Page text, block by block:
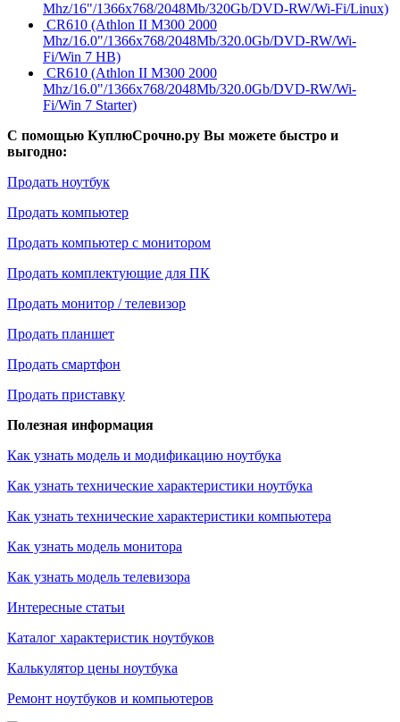
Mhz/16"/1366x768/2048Mb/320Gb/DVD-RW/Wi-Fi/Linux)
CR610 (Athlon II M300 2000
Mhz/16.0"/1366x768/2048Mb/320.0Gb/DVD-RW/Wi-
Fi/Win 7 HB)
CR610 (Athlon II M300 2000
Mhz/16.0"/1366x768/2048Mb/320.0Gb/DVD-RW/Wi-
Fi/Win 7 Starter)
С помощью КуплюСрочно.ру Вы можете быстро и
выгодно:
Продать ноутбук
Продать компьютер
Продать компьютер с монитором
Продать комплектующие для ПК
Продать монитор / телевизор
Продать планшет
Продать смартфон
Продать приставку
Полезная информация
Как узнать модель и модификацию ноутбука
Как узнать технические характеристики ноутбука
Как узнать технические характеристики компьютера
Как узнать модель монитора
Как узнать модель телевизора
Интересные статьи
Каталог характеристик ноутбуков
Калькулятор цены ноутбука
Ремонт ноутбуков и компьютеров